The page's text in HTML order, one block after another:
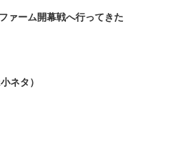
ァーム開幕戦へ行ってきた
ネタ）